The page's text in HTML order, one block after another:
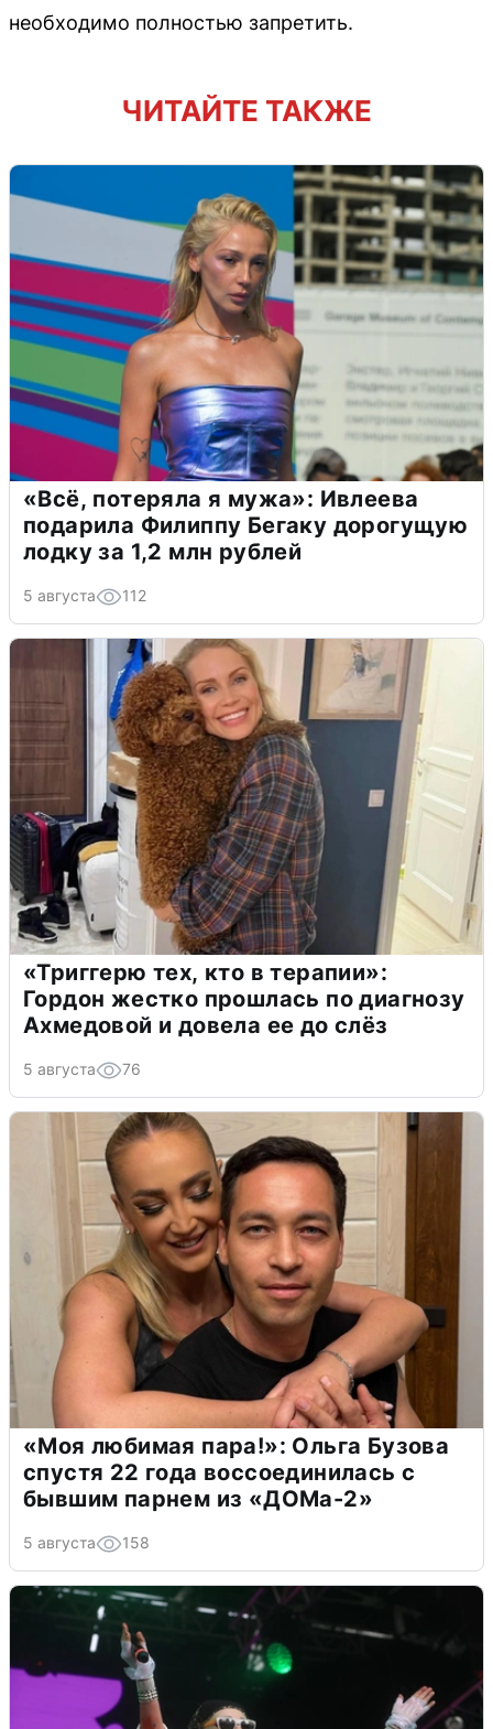
необходимо полностью запретить.
ЧИТАЙТЕ ТАКЖЕ
«Всё, потеряла я мужа»: Ивлеева
подарила Филиппу Бегаку дорогущую
лодку за 1,2 млн рублей
5 августа 112
«Триггерю тех, кто в терапии»:
Гордон жестко прошлась по диагнозу
Ахмедовой и довела ее до слёз
5 августа 76
«Моя любимая пара!»: Ольга Бузова
спустя 22 года воссоединилась с
бывшим парнем из «ДОМа-2»
5 августа 158